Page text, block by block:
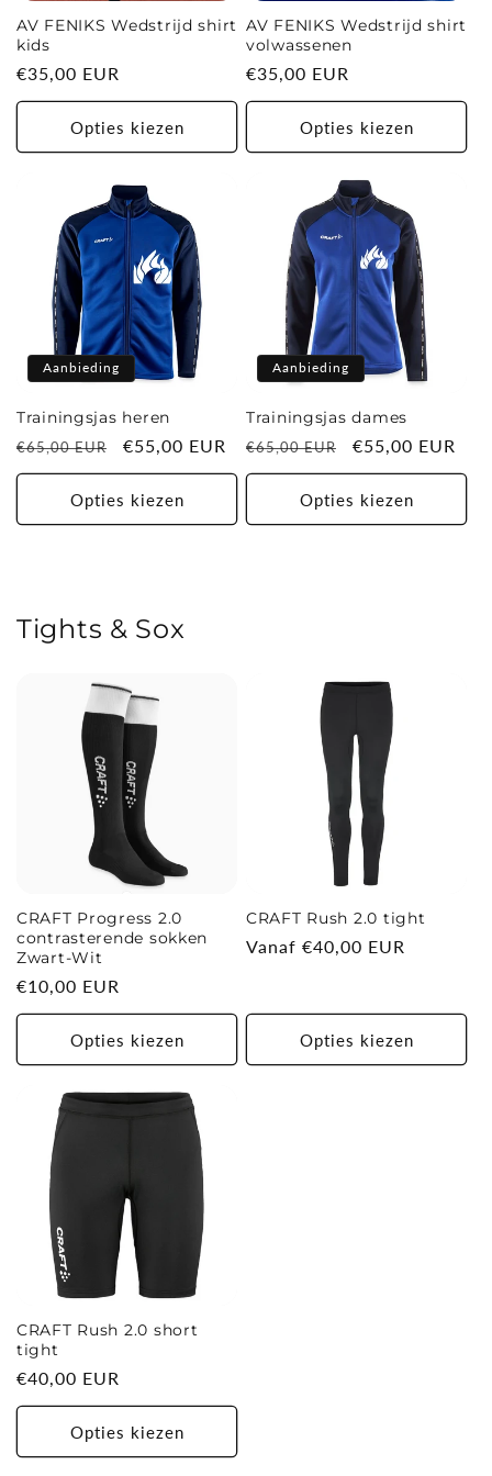
e
:
AV FENIKS Wedstrijd shirt
kids
Normale
prijs
€35,00 EUR
Opties kiezen
AV FENIKS Wedstrijd shirt
volwassenen
Normale
prijs
€35,00 EUR
Opties kiezen
Aanbieding
Trainingsjas heren
Normale
prijs
€65,00 EUR Aanbiedingsprijs
€55,00 EUR
Opties kiezen
Aanbieding
Trainingsjas dames
Normale
prijs
€65,00 EUR €55,00 EUR
Opties kiezen
Tights & Sox
CRAFT Progress 2.0
contrasterende sokken
Zwart-Wit
Normale
prijs
€10,00 EUR
Opties kiezen
CRAFT Rush 2.0 tight
Normale
Vanaf €40,00 EUR
Opties kiezen
CRAFT Rush 2.0 short
tight
Normale
prijs
€40,00 EUR
Opties kiezen